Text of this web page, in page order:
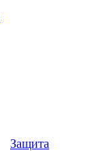
Защита